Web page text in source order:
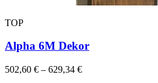
TOP
Alpha 6M Dekor
502,60 € – 629,34 €Price